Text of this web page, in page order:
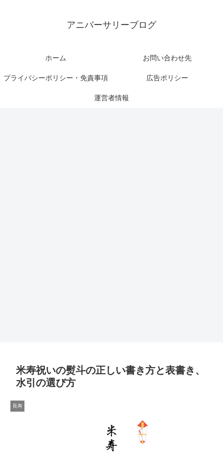
アニバーサリーブログ
ホーム お問い合わせ先
プライバシーポリシー・免責事項 広告ポリシー
運営者情報
米寿祝いの熨斗の正しい書き方と表書き、
水引の選び方
長寿